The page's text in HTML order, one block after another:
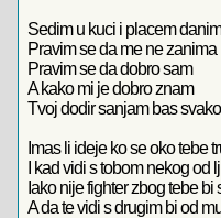
Sedim u kuci i placem
Pravim se da me ne zanima
Pravim se da dobro sam
A kako mi je dobro znam
Tvoj dodir sanjam bas
Imas li ideje ko se oko tebe
I kad vidi s tobom nekog od
Iako nije fighter zbog tebe bi
A da te vidi s drugim bi od